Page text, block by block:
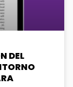
DEL